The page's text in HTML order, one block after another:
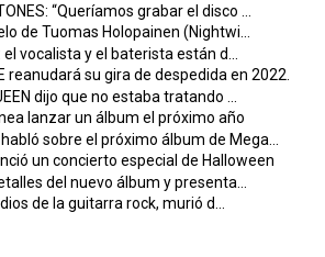
“Queríamos grabar el disco ...
de Tuomas Holopainen (Nightwi...
el vocalista y el baterista están d...
reanudará su gira de despedida en 2022.
dijo que no estaba tratando ...
lanzar un álbum el próximo año
habló sobre el próximo álbum de Mega...
un concierto especial de Halloween
del nuevo álbum y presenta...
de la guitarra rock, murió d...